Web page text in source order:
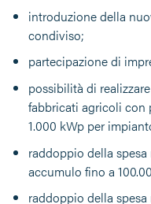
introduzione della
condiviso;
partecipazione di
possibilità di
fabbricati agricoli con
1.000 kWp per
raddoppio della
accumulo fino a
raddoppio della